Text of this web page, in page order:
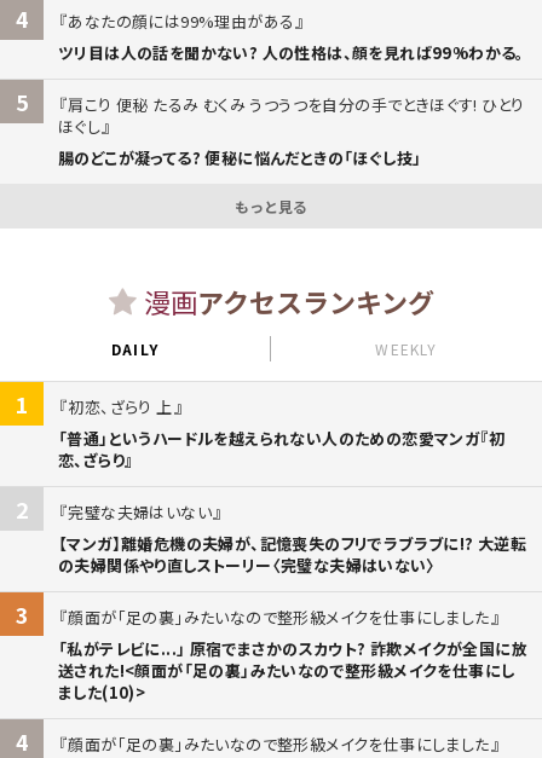
4
あなたの顔には99%理由がある
ツリ目は人の話を聞かない? 人の性格は、顔を見れば99%わかる。
5
肩こり 便秘 たるみ むくみ うつうつを自分の手でときほぐす! ひとり
ほぐし
腸のどこが凝ってる? 便秘に悩んだときの「ほぐし技」
もっと見る
漫画アクセスランキング
DAILY WEEKLY
1
初恋、ざらり 上
「普通」というハードルを越えられない人のための恋愛マンガ『初
恋、ざらり』
2
完璧な夫婦はいない
【マンガ】離婚危機の夫婦が、記憶喪失のフリでラブラブに!? 大逆転
の夫婦関係やり直しストーリー〈完璧な夫婦はいない〉
3
顔面が「足の裏」みたいなので整形級メイクを仕事にしました
「私がテレビに...」 原宿でまさかのスカウト? 詐欺メイクが全国に放
送された!<顔面が「足の裏」みたいなので整形級メイクを仕事にし
ました(10)>
4
顔面が「足の裏」みたいなので整形級メイクを仕事にしました